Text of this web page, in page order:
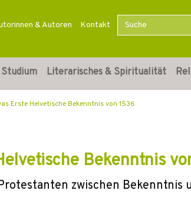
& Autoren Kontakt
Literarisches & Spiritualität
Erste Helvetische Bekenntnis von 1536
Bekenntnis
zwischen Bekenntnis